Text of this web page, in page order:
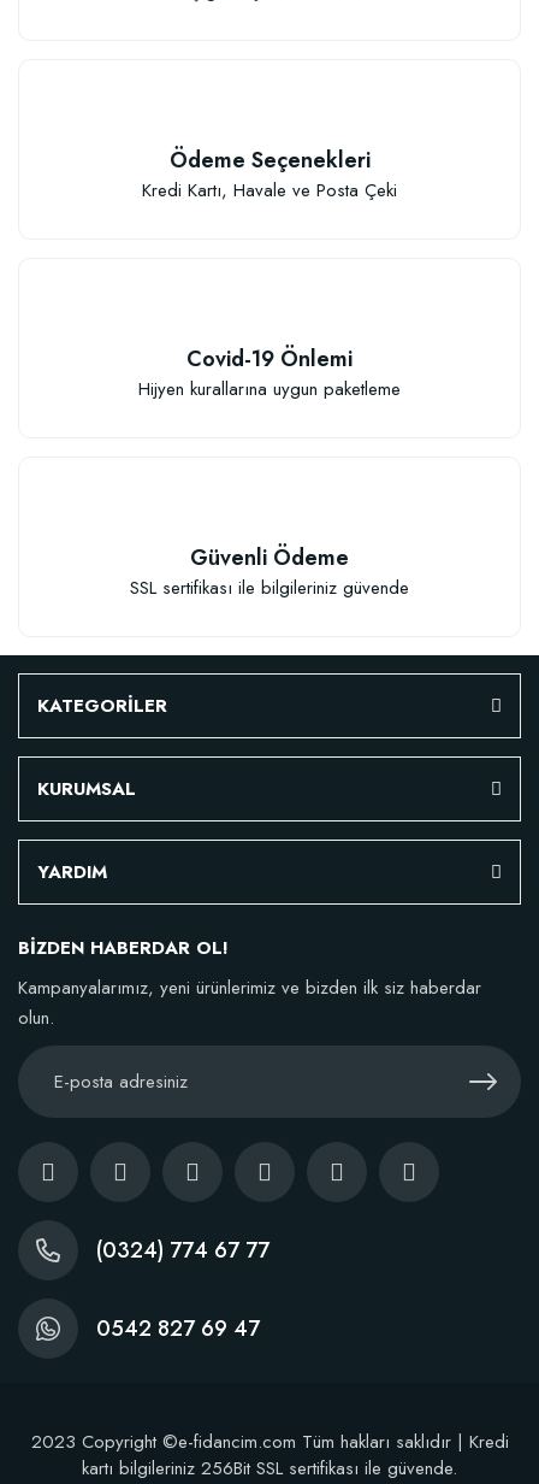
Sepete Ekle
Özel Karışım Fidan Tutma Yüzdesini Arttıran Organik Dikim Gübresi (10
Ödeme Seçenekleri
Kredi Kartı, Havale ve Posta Çeki
Covid-19 Önlemi
Hijyen kurallarına uygun paketleme
Güvenli Ödeme
SSL sertifikası ile bilgileriniz güvende
KATEGORİLER
KURUMSAL
YARDIM
BİZDEN HABERDAR OL!
Kampanyalarımız, yeni ürünlerimiz ve bizden ilk siz haberdar
olun.
(0324) 774 67 77
0542 827 69 47
2023 Copyright ©e-fidancim.com Tüm hakları saklıdır | Kredi
kartı bilgileriniz 256Bit SSL sertifikası ile güvende.